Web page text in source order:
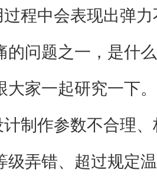
程中会表现出弹力
的问题之一，是什
家一起研究一下。
制作参数不合理、
级弄错、超过规定